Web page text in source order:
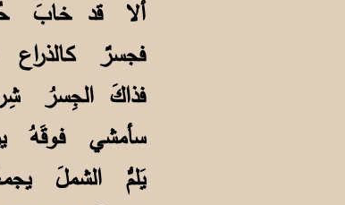
ألا قد خـابَ
فجسرٌ
فذاكَ الجِسرُ
سأمشي فـوقَهُ
يَلمُّ الشملَ